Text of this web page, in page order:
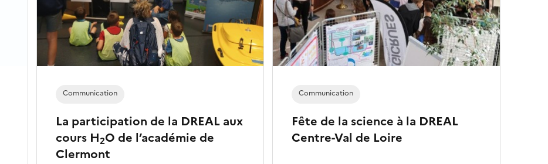
La participation de la DREAL aux
cours H2O de l’académie de
Clermont
Communication
Fête de la science à la DREAL
Centre-Val de Loire
Communication